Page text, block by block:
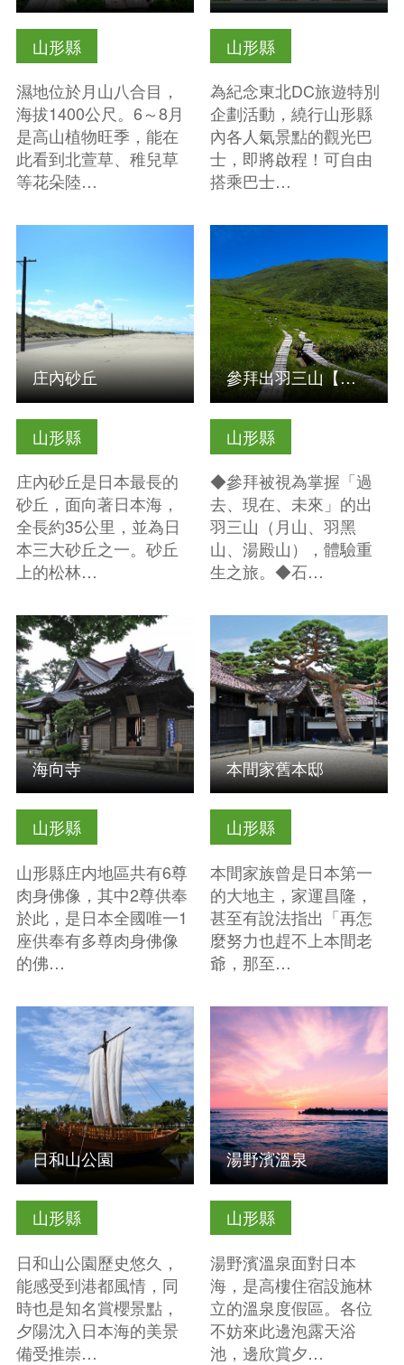
山形縣
濕地位於月山八合目，
海拔1400公尺。6～8月
是高山植物旺季，能在
此看到北萱草、稚兒草
等花朵陸…
山形縣
為紀念東北DC旅遊特別
企劃活動，繞行山形縣
內各人氣景點的觀光巴
士，即將啟程！可自由
搭乘巴士…
山形縣
庄內砂丘是日本最長的
砂丘，面向著日本海，
全長約35公里，並為日
本三大砂丘之一。砂丘
上的松林…
庄內砂丘
山形縣
◆參拜被視為掌握「過
去、現在、未來」的出
羽三山（月山、羽黑
山、湯殿山），體驗重
生之旅。◆石…
參拜出羽三山【羽黑山、月山、湯殿山】
山形縣
山形縣庄内地區共有6尊
肉身佛像，其中2尊供奉
於此，是日本全國唯一1
座供奉有多尊肉身佛像
的佛…
查看基本資訊
海向寺
山形縣
本間家族曾是日本第一
的大地主，家運昌隆，
甚至有說法指出「再怎
麼努力也趕不上本間老
爺，那至…
查看基本資訊
本間家舊本邸
山形縣
日和山公園歷史悠久，
能感受到港都風情，同
時也是知名賞櫻景點，
夕陽沈入日本海的美景
備受推崇…
查看基本資訊
日和山公園
山形縣
湯野濱溫泉面對日本
海，是高樓住宿設施林
立的溫泉度假區。各位
不妨來此邊泡露天浴
池，邊欣賞夕…
查看基本資訊
湯野濱溫泉